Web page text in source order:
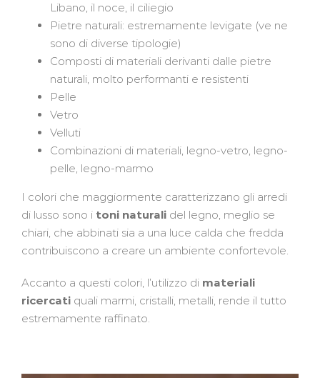
Libano, il noce, il ciliegio
Pietre naturali: estremamente levigate (ve ne
sono di diverse tipologie)
Composti di materiali derivanti dalle pietre
naturali, molto performanti e resistenti
Pelle
Vetro
Velluti
Combinazioni di materiali, legno-vetro, legno-
pelle, legno-marmo
I colori che maggiormente caratterizzano gli arredi
di lusso sono i toni naturali del legno, meglio se
chiari, che abbinati sia a una luce calda che fredda
contribuiscono a creare un ambiente confortevole.
Accanto a questi colori, l’utilizzo di materiali
ricercati quali marmi, cristalli, metalli, rende il tutto
estremamente raffinato.